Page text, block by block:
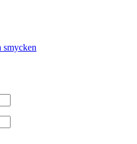
smycken